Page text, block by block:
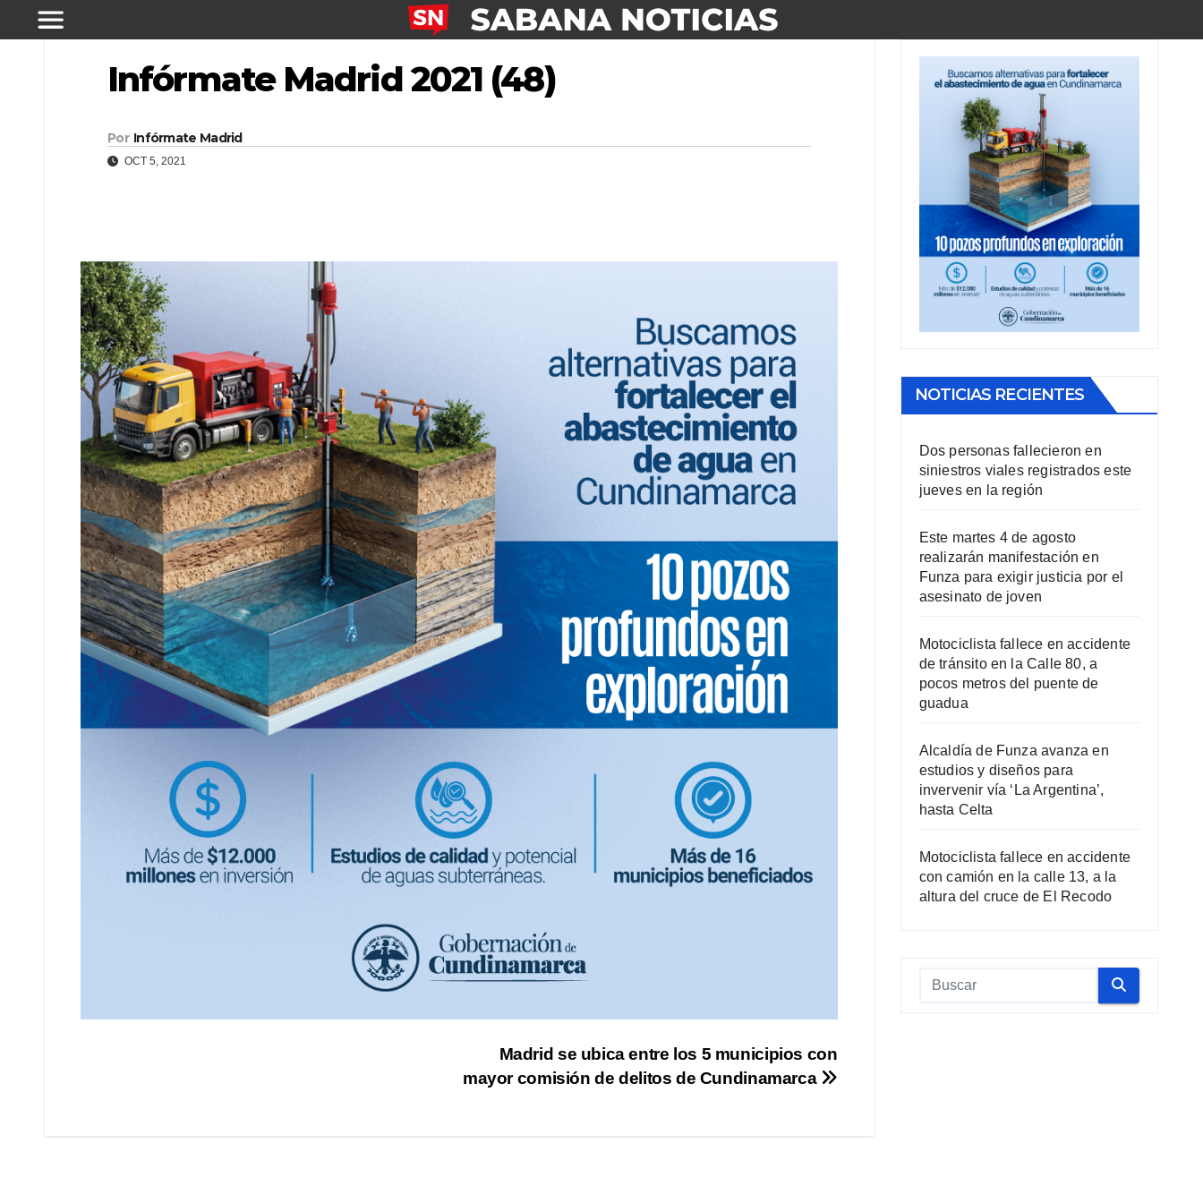
Infórmate Madrid 2021 (48)
Por Infórmate Madrid
OCT 5, 2021
Madrid se ubica entre los 5 municipios con
mayor comisión de delitos de Cundinamarca
NOTICIAS RECIENTES
Dos personas fallecieron en
siniestros viales registrados este
jueves en la región
Este martes 4 de agosto
realizarán manifestación en
Funza para exigir justicia por el
asesinato de joven
Motociclista fallece en accidente
de tránsito en la Calle 80, a
pocos metros del puente de
guadua
Alcaldía de Funza avanza en
estudios y diseños para
invervenir vía ‘La Argentina’,
hasta Celta
Motociclista fallece en accidente
con camión en la calle 13, a la
altura del cruce de El Recodo